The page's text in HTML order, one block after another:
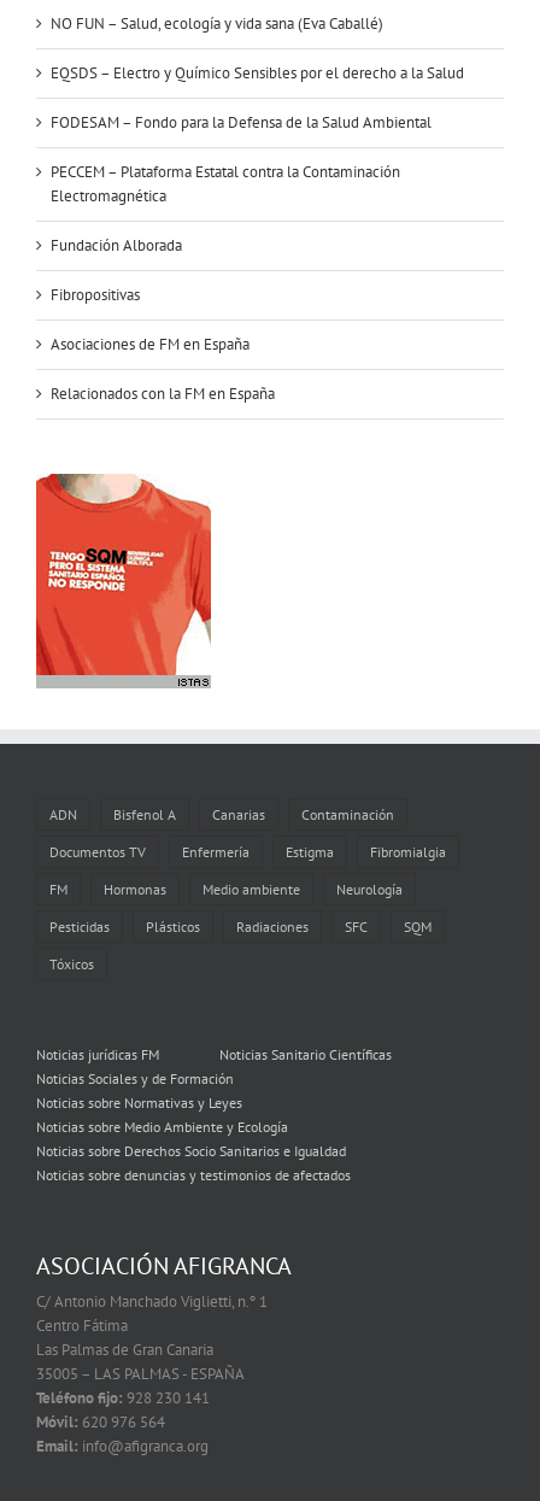
NO FUN – Salud, ecología y vida sana (Eva Caballé)
EQSDS – Electro y Químico Sensibles por el derecho a la Salud
FODESAM – Fondo para la Defensa de la Salud Ambiental
PECCEM – Plataforma Estatal contra la Contaminación
Electromagnética
Fundación Alborada
Fibropositivas
Asociaciones de FM en España
Relacionados con la FM en España
ADN Bisfenol A Canarias Contaminación
Documentos TV Enfermería Estigma Fibromialgia
FM Hormonas Medio ambiente Neurología
Pesticidas Plásticos Radiaciones SFC SQM
Tóxicos
Noticias jurídicas FM
Noticias Sanitario Científicas
Noticias Sociales y de Formación
Noticias sobre Normativas y Leyes
Noticias sobre Medio Ambiente y Ecología
Noticias sobre Derechos Socio Sanitarios e Igualdad
Noticias sobre denuncias y testimonios de afectados
ASOCIACIÓN AFIGRANCA
C/ Antonio Manchado Viglietti, n.º 1
Centro Fátima
Las Palmas de Gran Canaria
35005 – LAS PALMAS - ESPAÑA
Teléfono fijo: 928 230 141
Móvil: 620 976 564
Email: info@afigranca.org